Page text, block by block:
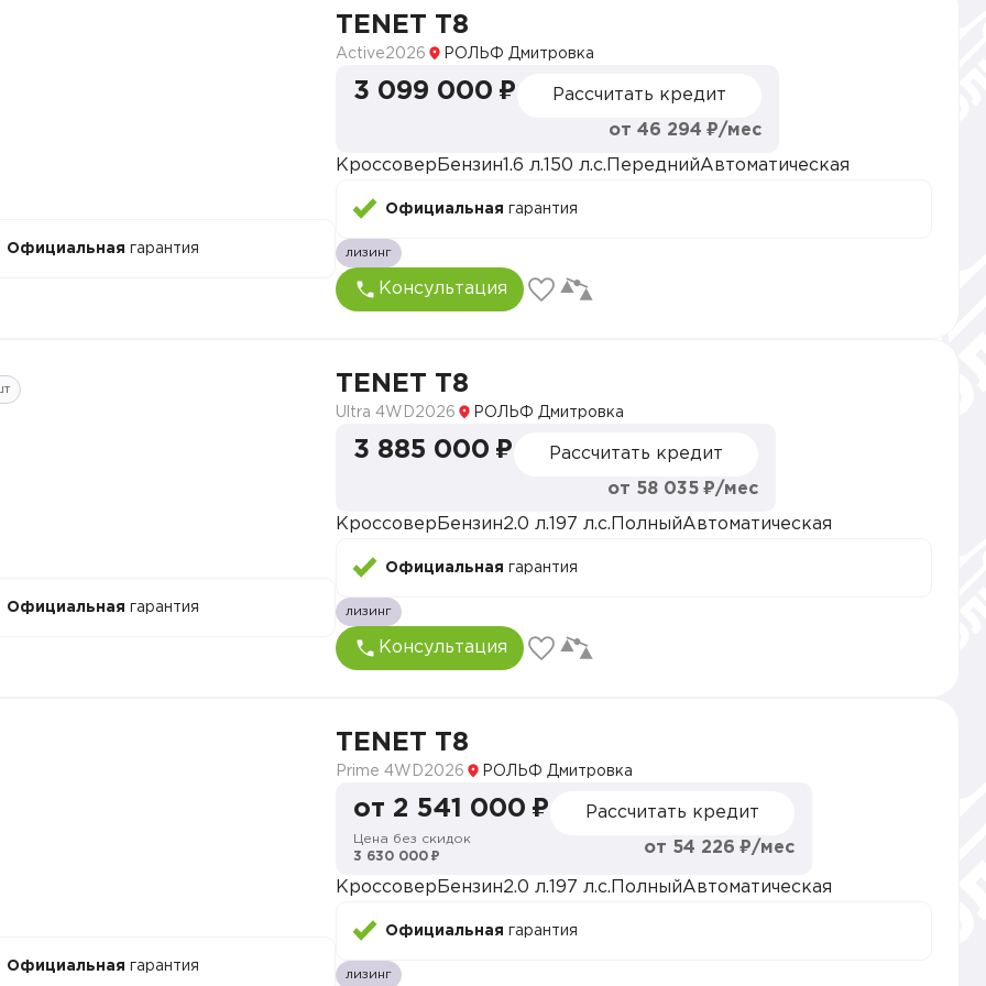
Официальная гарантия
TENET T8
Active2026 РОЛЬФ Дмитровка
3 099 000 ₽ Рассчитать кредит
от 46 294 ₽/мес
Кроссовер Бензин 1.6 л. 150 л.с. ПереднийАвтоматическая
Официальная гарантия
лизинг
Консультация
Официальная гарантия
TENET T8
Ultra 4WD2026 РОЛЬФ Дмитровка
3 885 000 ₽ Рассчитать кредит
от 58 035 ₽/мес
Кроссовер Бензин2.0 л. 197 л.с. ПолныйАвтоматическая
Официальная гарантия
лизинг
Консультация
Официальная гарантия
TENET T8
Prime 4WD2026 РОЛЬФ Дмитровка
от 2 541 000 ₽
Цена без скидок
3 630 000 ₽
Рассчитать кредит
от 54 226 ₽/мес
Кроссовер Бензин2.0 л. 197 л.с. ПолныйАвтоматическая
Официальная гарантия
лизинг